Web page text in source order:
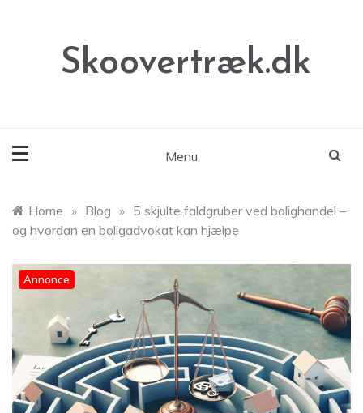
Skoovertræk.dk
Menu
Home » Blog » 5 skjulte faldgruber ved bolighandel –
og hvordan en boligadvokat kan hjælpe
Annonce